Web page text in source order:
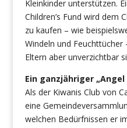
Kleinkinder unterstützen.
Children’s Fund wird dem
zu kaufen – wie
Windeln und
Eltern aber unverzichtbar
Ein ganzjähriger „Angel
Als der Kiwanis Club von
eine
welchen Bedürfnissen er